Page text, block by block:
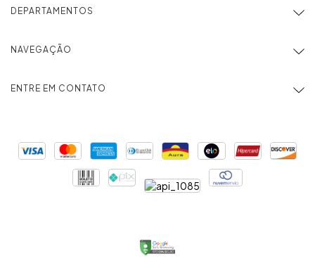
DEPARTAMENTOS
NAVEGAÇÃO
ENTRE EM CONTATO